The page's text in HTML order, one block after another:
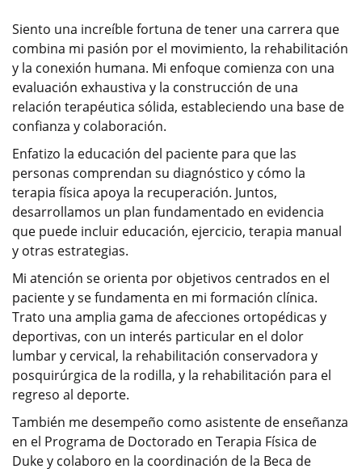
Siento una increíble fortuna de tener una carrera que
combina mi pasión por el movimiento, la rehabilitación
y la conexión humana. Mi enfoque comienza con una
evaluación exhaustiva y la construcción de una
relación terapéutica sólida, estableciendo una base de
confianza y colaboración.
Enfatizo la educación del paciente para que las
personas comprendan su diagnóstico y cómo la
terapia física apoya la recuperación. Juntos,
desarrollamos un plan fundamentado en evidencia
que puede incluir educación, ejercicio, terapia manual
y otras estrategias.
Mi atención se orienta por objetivos centrados en el
paciente y se fundamenta en mi formación clínica.
Trato una amplia gama de afecciones ortopédicas y
deportivas, con un interés particular en el dolor
lumbar y cervical, la rehabilitación conservadora y
posquirúrgica de la rodilla, y la rehabilitación para el
regreso al deporte.
También me desempeño como asistente de enseñanza
en el Programa de Doctorado en Terapia Física de
Duke y colaboro en la coordinación de la Beca de